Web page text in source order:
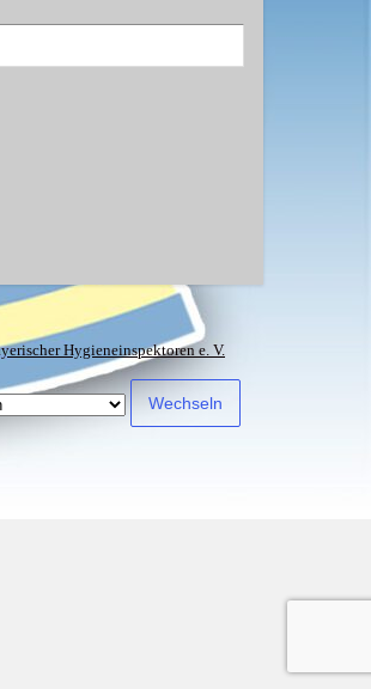
Hygieneinspektoren e. V.